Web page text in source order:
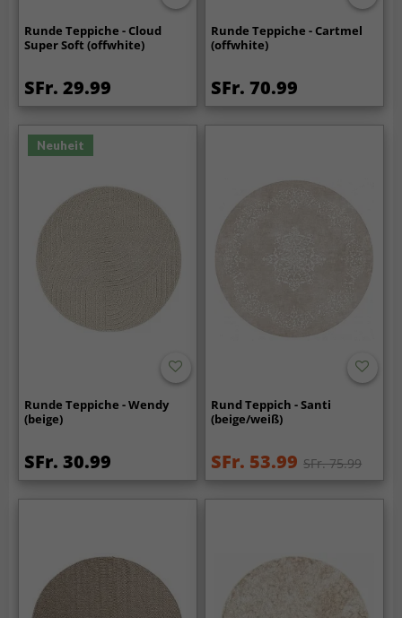
Runde Teppiche - Cloud
Super Soft (offwhite)
SFr. 29.99
Runde Teppiche - Cartmel
(offwhite)
SFr. 70.99
Neuheit
Runde Teppiche - Wendy
(beige)
SFr. 30.99
Rund Teppich - Santi
(beige/weiß)
SFr. 53.99 SFr. 75.99